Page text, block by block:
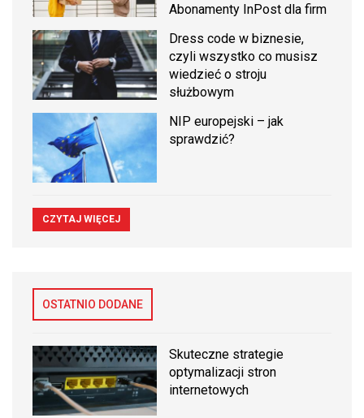
Abonamenty InPost dla firm
Dress code w biznesie,
czyli wszystko co musisz
wiedzieć o stroju
służbowym
NIP europejski – jak
sprawdzić?
CZYTAJ WIĘCEJ
OSTATNIO DODANE
Skuteczne strategie
optymalizacji stron
internetowych